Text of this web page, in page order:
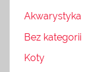
Akwarystyka
Bez kategorii
Koty